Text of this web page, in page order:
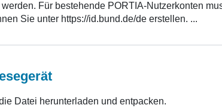
Für bestehende PORTIA-Nutzerkonten
Sie unter https://id.bund.de/de erstellen. ...
Datei herunterladen und entpacken.